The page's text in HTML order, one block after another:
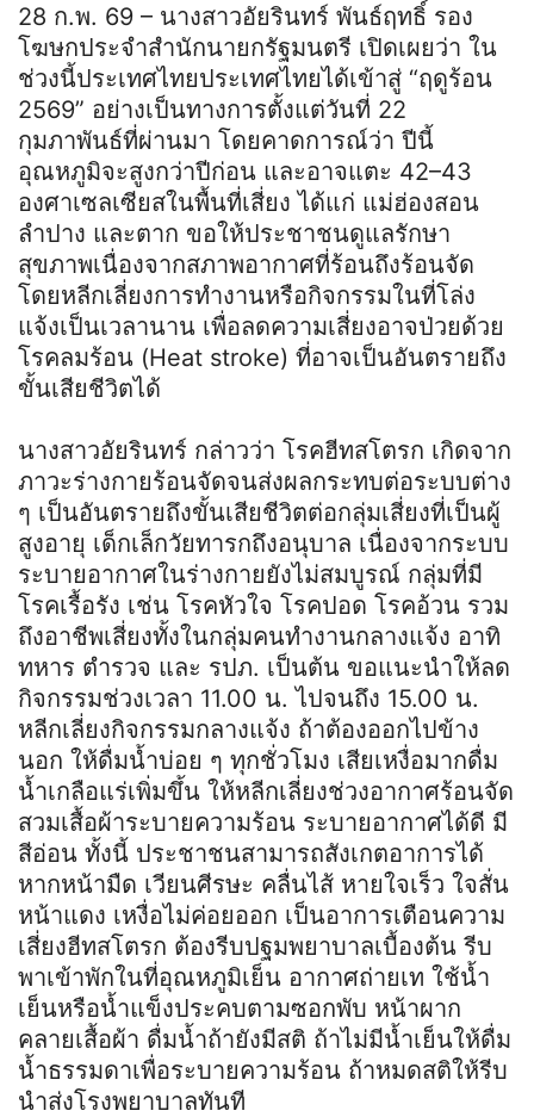
28 ก.พ. 69 – นางสาวอัยรินทร์ พันธ์ฤทธิ์ รอง
โฆษกประจำสำนักนายกรัฐมนตรี เปิดเผยว่า ใน
ช่วงนี้ประเทศไทยประเทศไทยได้เข้าสู่ “ฤดูร้อน
2569” อย่างเป็นทางการตั้งแต่วันที่ 22
กุมภาพันธ์ที่ผ่านมา โดยคาดการณ์ว่า ปีนี้
อุณหภูมิจะสูงกว่าปีก่อน และอาจแตะ 42–43
องศาเซลเซียสในพื้นที่เสี่ยง ได้แก่ แม่ฮ่องสอน
ลำปาง และตาก ขอให้ประชาชนดูแลรักษา
สุขภาพเนื่องจากสภาพอากาศที่ร้อนถึงร้อนจัด
โดยหลีกเลี่ยงการทำงานหรือกิจกรรมในที่โล่ง
แจ้งเป็นเวลานาน เพื่อลดความเสี่ยงอาจป่วยด้วย
โรคลมร้อน (Heat stroke) ที่อาจเป็นอันตรายถึง
ขั้นเสียชีวิตได้
นางสาวอัยรินทร์ กล่าวว่า โรคฮีทสโตรก เกิดจาก
ภาวะร่างกายร้อนจัดจนส่งผลกระทบต่อระบบต่าง
ๆ เป็นอันตรายถึงขั้นเสียชีวิตต่อกลุ่มเสี่ยงที่เป็นผู้
สูงอายุ เด็กเล็กวัยทารกถึงอนุบาล เนื่องจากระบบ
ระบายอากาศในร่างกายยังไม่สมบูรณ์ กลุ่มที่มี
โรคเรื้อรัง เช่น โรคหัวใจ โรคปอด โรคอ้วน รวม
ถึงอาชีพเสี่ยงทั้งในกลุ่มคนทำงานกลางแจ้ง อาทิ
ทหาร ตำรวจ และ รปภ. เป็นต้น ขอแนะนำให้ลด
กิจกรรมช่วงเวลา 11.00 น. ไปจนถึง 15.00 น.
หลีกเลี่ยงกิจกรรมกลางแจ้ง ถ้าต้องออกไปข้าง
นอก ให้ดื่มน้ำบ่อย ๆ ทุกชั่วโมง เสียเหงื่อมากดื่ม
น้ำเกลือแร่เพิ่มขึ้น ให้หลีกเลี่ยงช่วงอากาศร้อนจัด
สวมเสื้อผ้าระบายความร้อน ระบายอากาศได้ดี มี
สีอ่อน ทั้งนี้ ประชาชนสามารถสังเกตอาการได้
หากหน้ามืด เวียนศีรษะ คลื่นไส้ หายใจเร็ว ใจสั่น
หน้าแดง เหงื่อไม่ค่อยออก เป็นอาการเตือนความ
เสี่ยงฮีทสโตรก ต้องรีบปฐมพยาบาลเบื้องต้น รีบ
พาเข้าพักในที่อุณหภูมิเย็น อากาศถ่ายเท ใช้น้ำ
เย็นหรือน้ำแข็งประคบตามซอกพับ หน้าผาก
คลายเสื้อผ้า ดื่มน้ำถ้ายังมีสติ ถ้าไม่มีน้ำเย็นให้ดื่ม
น้ำธรรมดาเพื่อระบายความร้อน ถ้าหมดสติให้รีบ
นำส่งโรงพยาบาลทันที